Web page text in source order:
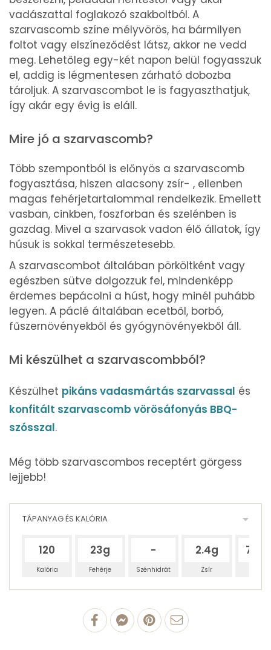
vadászattal foglakozó szakboltból. A
szarvascomb színe mélyvörös, ha bármilyen
foltot vagy elszíneződést látsz, akkor ne vedd
meg. Lehetőleg egy-két napon belül fogyasszuk
el, addig is légmentesen zárható dobozba
tároljuk. A szarvascombot le is fagyaszthatjuk,
így akár egy évig is eláll.
Mire jó a szarvascomb?
Több szempontból is előnyös a szarvascomb
fogyasztása, hiszen alacsony zsír- , ellenben
magas fehérjetartalommal rendelkezik. Emellett
vasban, cinkben, foszforban és szelénben is
gazdag. Mivel a szarvasok vadon élő állatok, így
húsuk is sokkal természetesebb.
A szarvascombot általában pörköltként vagy
egészben sütve dolgozzuk fel, mindenképp
érdemes bepácolni a húst, hogy minél puhább
legyen. A páclé általában ecetből, borbó,
fűszernövényekből és gyógynövényekből áll.
Mi készülhet a szarvascombból?
Készülhet pikáns vadasmártás szarvassal és
konfitált szarvascomb vörösáfonyás BBQ-
szósszal.
Még több szarvascombos receptért görgess
lejjebb!
TÁPANYAG ÉS KALÓRIA
120
Kalória
23g
Fehérje
-
Szénhidrát
2.4g
Zsír
100 g Szarvascomb